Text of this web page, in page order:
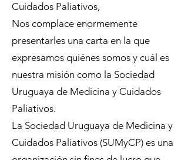
Cuidados Paliativos,
Nos complace enormemente
presentarles una carta en la que
expresamos quiénes somos y cuál es
nuestra misión como la Sociedad
Uruguaya de Medicina y Cuidados
Paliativos.
La Sociedad Uruguaya de Medicina y
Cuidados Paliativos (SUMyCP) es una